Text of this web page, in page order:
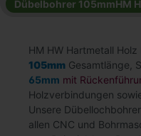
Dübelbohrer 105mmHM
HM HW Hartmetall
105mm Gesamtlänge,
65mm mit
Holzverbindungen
Unsere
allen CNC und